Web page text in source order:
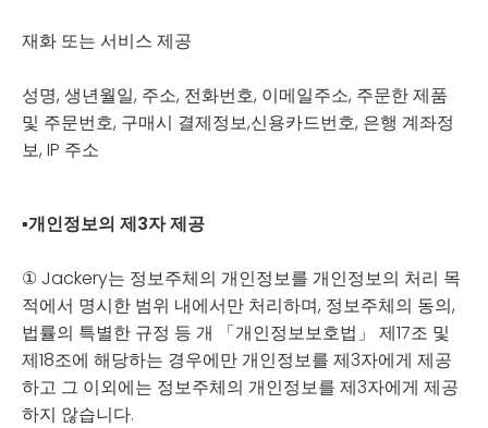
재화 또는 서비스 제공
성명, 생년월일, 주소, 전화번호, 이메일주소, 주문한 제품
및 주문번호, 구매시 결제정보,신용카드번호, 은행 계좌정
보, IP 주소
▪개인정보의 제3자 제공
① Jackery는 정보주체의 개인정보를 개인정보의 처리 목
적에서 명시한 범위 내에서만 처리하며, 정보주체의 동의,
법률의 특별한 규정 등 개 「개인정보보호법」 제17조 및
제18조에 해당하는 경우에만 개인정보를 제3자에게 제공
하고 그 이외에는 정보주체의 개인정보를 제3자에게 제공
하지 않습니다.